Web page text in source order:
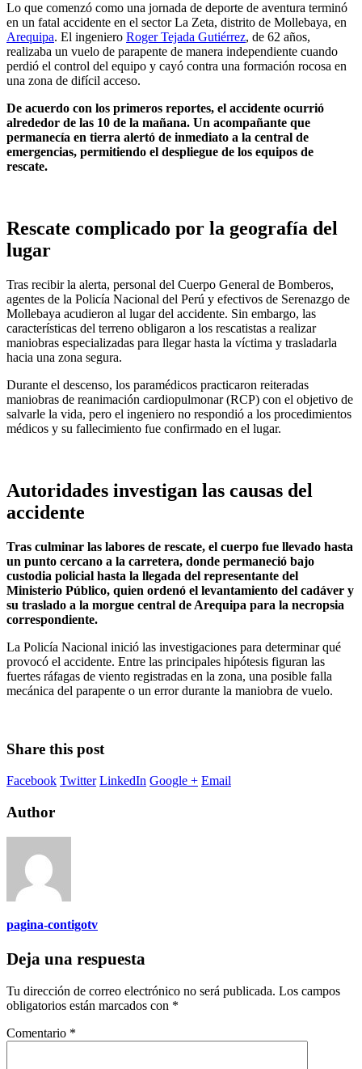
Lo que comenzó como una jornada de deporte de aventura terminó
en un fatal accidente en el sector La Zeta, distrito de Mollebaya, en
Arequipa. El ingeniero Roger Tejada Gutiérrez, de 62 años,
realizaba un vuelo de parapente de manera independiente cuando
perdió el control del equipo y cayó contra una formación rocosa en
una zona de difícil acceso.
De acuerdo con los primeros reportes, el accidente ocurrió
alrededor de las 10 de la mañana. Un acompañante que
permanecía en tierra alertó de inmediato a la central de
emergencias, permitiendo el despliegue de los equipos de
rescate.
Rescate complicado por la geografía del
lugar
Tras recibir la alerta, personal del Cuerpo General de Bomberos,
agentes de la Policía Nacional del Perú y efectivos de Serenazgo de
Mollebaya acudieron al lugar del accidente. Sin embargo, las
características del terreno obligaron a los rescatistas a realizar
maniobras especializadas para llegar hasta la víctima y trasladarla
hacia una zona segura.
Durante el descenso, los paramédicos practicaron reiteradas
maniobras de reanimación cardiopulmonar (RCP) con el objetivo de
salvarle la vida, pero el ingeniero no respondió a los procedimientos
médicos y su fallecimiento fue confirmado en el lugar.
Autoridades investigan las causas del
accidente
Tras culminar las labores de rescate, el cuerpo fue llevado hasta
un punto cercano a la carretera, donde permaneció bajo
custodia policial hasta la llegada del representante del
Ministerio Público, quien ordenó el levantamiento del cadáver y
su traslado a la morgue central de Arequipa para la necropsia
correspondiente.
La Policía Nacional inició las investigaciones para determinar qué
provocó el accidente. Entre las principales hipótesis figuran las
fuertes ráfagas de viento registradas en la zona, una posible falla
mecánica del parapente o un error durante la maniobra de vuelo.
Share this post
Facebook Twitter LinkedIn Google + Email
Author
pagina-contigotv
Deja una respuesta
Tu dirección de correo electrónico no será publicada. Los campos
obligatorios están marcados con *
Comentario *